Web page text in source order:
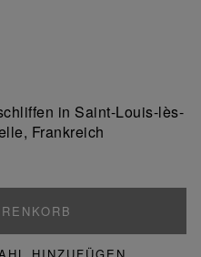
in Saint-Louis-lès-
Frankreich